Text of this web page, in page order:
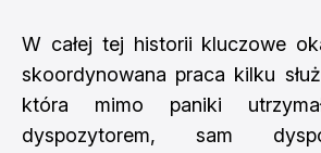
W całej tej historii kluczowe
skoordynowana praca kilku
która mimo paniki
dyspozytorem, sam